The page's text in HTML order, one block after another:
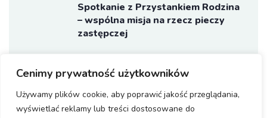
Cenimy prywatność użytkowników
Używamy plików cookie, aby poprawić jakość przeglądania,
wyświetlać reklamy lub treści dostosowane do
Spotkanie z Przystankiem Rodzina
– wspólna misja na rzecz pieczy
zastępczej
Uroczysta Ceremonia Przekazania
Służby Klubów Rotary i Lions oraz
Charter Rotaract Wrocław Novum